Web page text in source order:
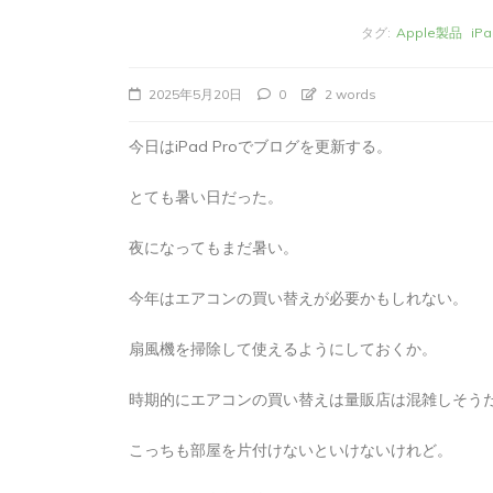
タグ: Apple製品
2025年5月20日 0 2 words
今日はiPad Proでブログを更新する。
とても暑い日だった。
夜になってもまだ暑い。
今年はエアコンの買い替えが必要かもしれない。
扇風機を掃除して使えるようにしておくか。
時期的にエアコンの買い替えは量販店は混雑しそう
こっちも部屋を片付けないといけないけれど。
グ: Mac
NINTENDO Switch２
あつまれどうぶつの森
ゲーム
か